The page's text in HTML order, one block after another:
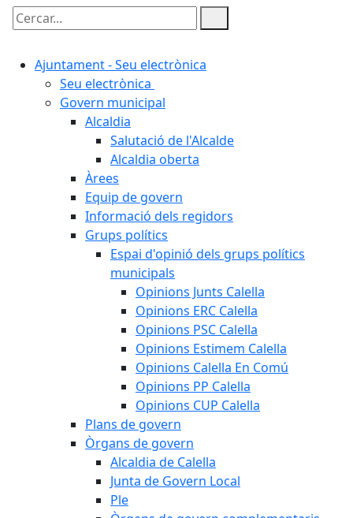
Cercar:
Ajuntament - Seu electrònica
Seu electrònica
Govern municipal
Alcaldia
Salutació de l'Alcalde
Alcaldia oberta
Àrees
Equip de govern
Informació dels regidors
Grups polítics
Espai d'opinió dels grups polítics
municipals
Opinions Junts Calella
Opinions ERC Calella
Opinions PSC Calella
Opinions Estimem Calella
Opinions Calella En Comú
Opinions PP Calella
Opinions CUP Calella
Plans de govern
Òrgans de govern
Alcaldia de Calella
Junta de Govern Local
Ple